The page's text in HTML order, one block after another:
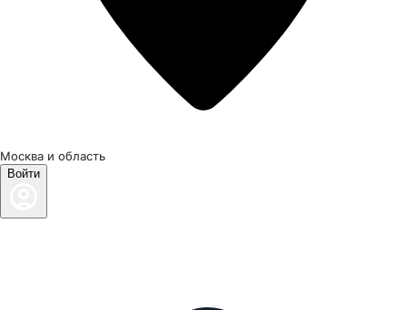
Москва и область
Войти